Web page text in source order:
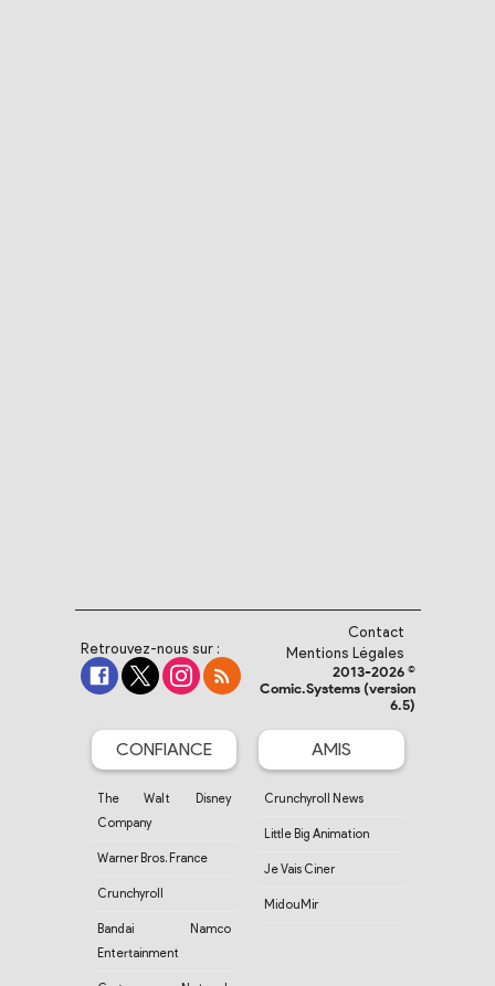
Retrouvez-nous sur :
Contact
Mentions Légales
2013-2026 ©
Comic.Systems (version
6.5)
CONFIANCE
The Walt Disney
Company
Warner Bros. France
Crunchyroll
Bandai Namco
Entertainment
AMIS
Crunchyroll News
Little Big Animation
Je Vais Ciner
MidouMir